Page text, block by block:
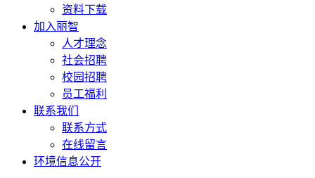
资料下载
加入丽智
人才理念
社会招聘
校园招聘
员工福利
联系我们
联系方式
在线留言
环境信息公开